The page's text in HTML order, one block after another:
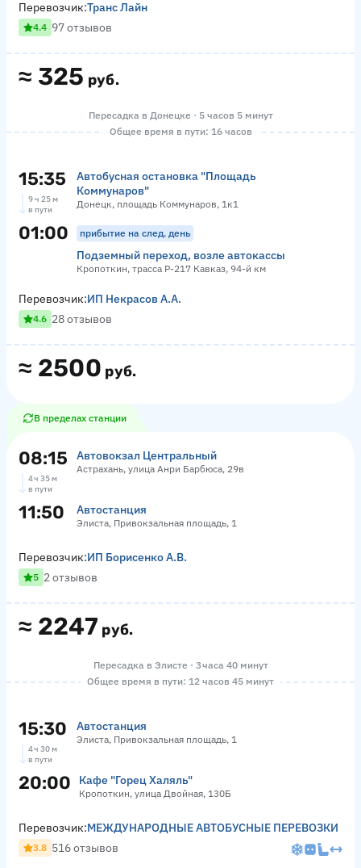
≈ 325 руб.
Перевозчик:Транс Лайн
4.4 97 отзывов
Пересадка в Донецке · 5 часов 5 минут
Общее время в пути: 16 часов
15:35
Автобусная остановка "Площадь
Коммунаров"
Донецк, площадь Коммунаров, 1к1
9 ч 25 м
в пути
01:00 прибытие на след. день
Подземный переход, возле автокассы
Кропоткин, трасса Р-217 Кавказ, 94-й км
≈ 2500 руб.
Перевозчик:ИП Некрасов А.А.
4.6 28 отзывов
В пределах станции
08:15 Автовокзал Центральный
Астрахань, улица Анри Барбюса, 29в
4 ч 35 м
в пути
11:50 Автостанция
Элиста, Привокзальная площадь, 1
≈ 2247 руб.
Перевозчик:ИП Борисенко А.В.
5 2 отзывов
Пересадка в Элисте · 3 часа 40 минут
Общее время в пути: 12 часов 45 минут
15:30 Автостанция
Элиста, Привокзальная площадь, 1
4 ч 30 м
в пути
20:00 Кафе "Горец Халяль"
Кропоткин, улица Двойная, 130Б
Перевозчик:МЕЖДУНАРОДНЫЕ АВТОБУСНЫЕ ПЕРЕВОЗКИ
3.8 516 отзывов